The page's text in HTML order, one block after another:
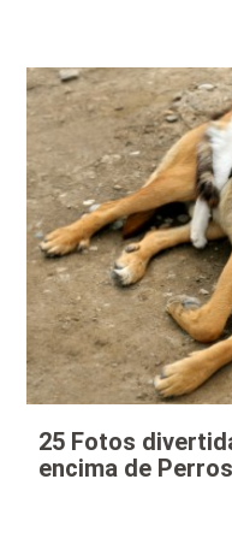
25 Fotos
encima de Perros